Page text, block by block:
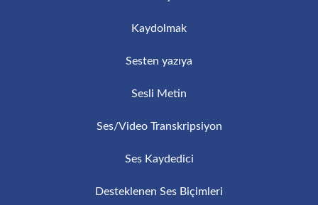
Kaydolmak
Sesten yazıya
Sesli Metin
Ses/Video Transkripsiyon
Ses Kaydedici
Desteklenen Ses Biçimleri